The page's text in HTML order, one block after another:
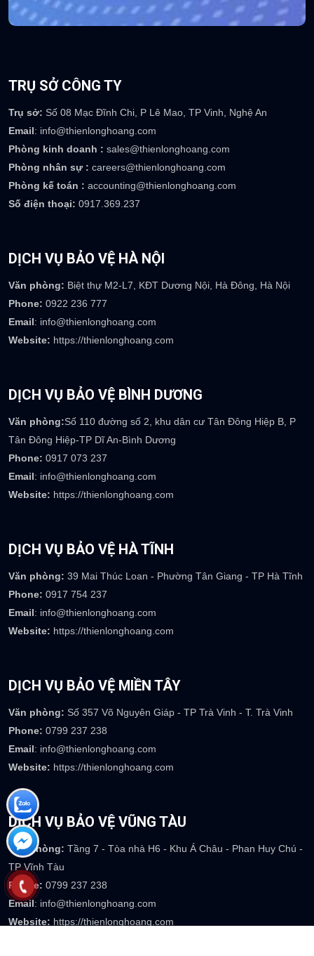
TRỤ SỞ CÔNG TY
Trụ sở: Số 08 Mạc Đĩnh Chi, P Lê Mao, TP Vinh, Nghệ An
Email: info@thienlonghoang.com
Phòng kinh doanh : sales@thienlonghoang.com
Phòng nhân sự : careers@thienlonghoang.com
Phòng kế toán : accounting@thienlonghoang.com
Số điện thoại: 0917.369.237
DỊCH VỤ BẢO VỆ HÀ NỘI
Văn phòng: Biệt thự M2-L7, KĐT Dương Nội, Hà Đông, Hà Nội
Phone: 0922 236 777
Email: info@thienlonghoang.com
Website: https://thienlonghoang.com
DỊCH VỤ BẢO VỆ BÌNH DƯƠNG
Văn phòng:Số 110 đường số 2, khu dân cư Tân Đông Hiệp B, P
Tân Đông Hiệp-TP Dĩ An-Bình Dương
Phone: 0917 073 237
Email: info@thienlonghoang.com
Website: https://thienlonghoang.com
DỊCH VỤ BẢO VỆ HÀ TĨNH
Văn phòng: 39 Mai Thúc Loan - Phường Tân Giang - TP Hà Tĩnh
Phone: 0917 754 237
Email: info@thienlonghoang.com
Website: https://thienlonghoang.com
DỊCH VỤ BẢO VỆ MIỀN TÂY
Văn phòng: Số 357 Võ Nguyên Giáp - TP Trà Vinh - T. Trà Vinh
Phone: 0799 237 238
Email: info@thienlonghoang.com
Website: https://thienlonghoang.com
DỊCH VỤ BẢO VỆ VŨNG TÀU
Văn phòng: Tầng 7 - Tòa nhà H6 - Khu Á Châu - Phan Huy Chú -
TP Vĩnh Tàu
Phone: 0799 237 238
Email: info@thienlonghoang.com
Website: https://thienlonghoang.com